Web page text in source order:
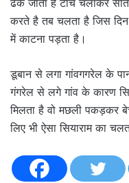
करते है तब चलता है जिस दिन
में काटना पड़ता है।
डूबान से लगा गांवगगरेल के
गंगरेल से लगे गांव के कारण
मिलता है वो मछली पकड़कर
लिए भी ऐसा सियाराम का